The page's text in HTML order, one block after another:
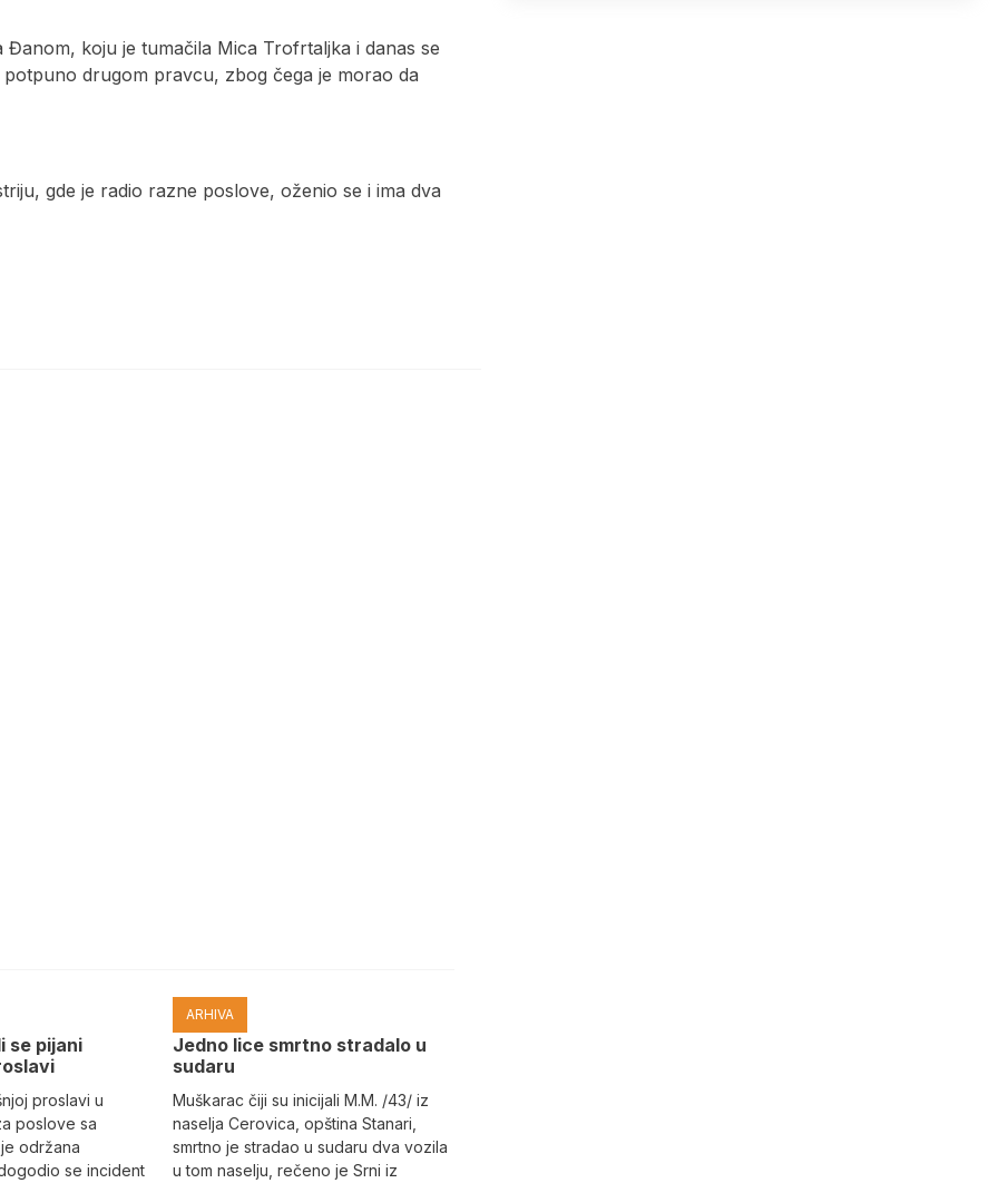
koju je tumačila Mica Trofrtaljka i danas se
drugom pravcu, zbog čega je morao da
gde je radio razne poslove, oženio se i ima dva
se pijani
proslavi u
poslove sa
održana
se incident
ARHIVA
Јedno lice smrtno stradalo u
sudaru
Muškarac čiji su inicijali M.M. /43/ iz
naselja Cerovica, opština Stanari,
smrtno je stradao u sudaru dva vozila
u tom naselju, rečeno je Srni iz